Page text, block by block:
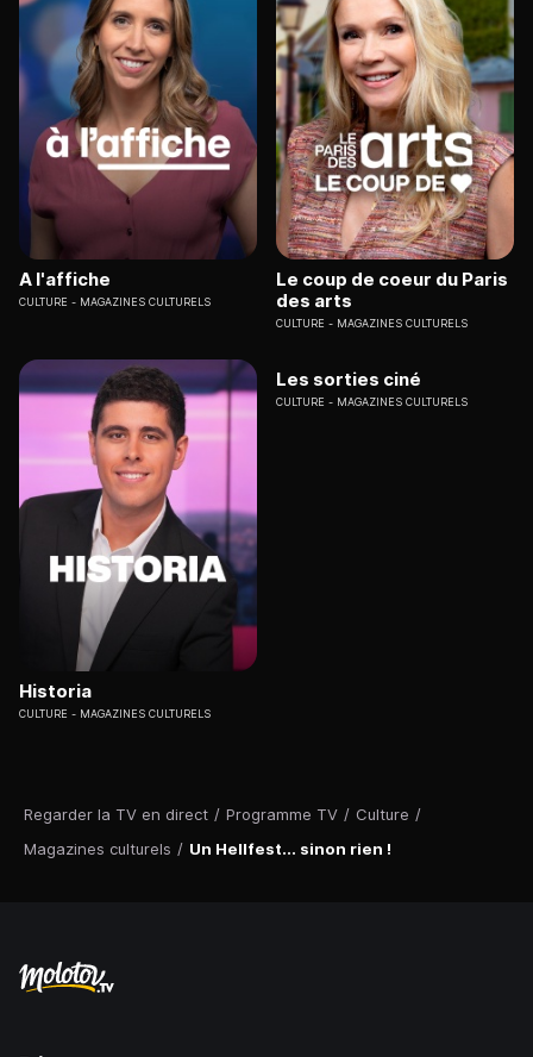
Regarder la TV en direct / Programme TV / Culture /
Magazines culturels / Un Hellfest... sinon rien !
A l'affiche
CULTURE MAGAZINES CULTURELS
Le coup de coeur du Paris
des arts
CULTURE MAGAZINES CULTURELS
Historia
CULTURE MAGAZINES CULTURELS
Les sorties ciné
CULTURE MAGAZINES CULTURELS